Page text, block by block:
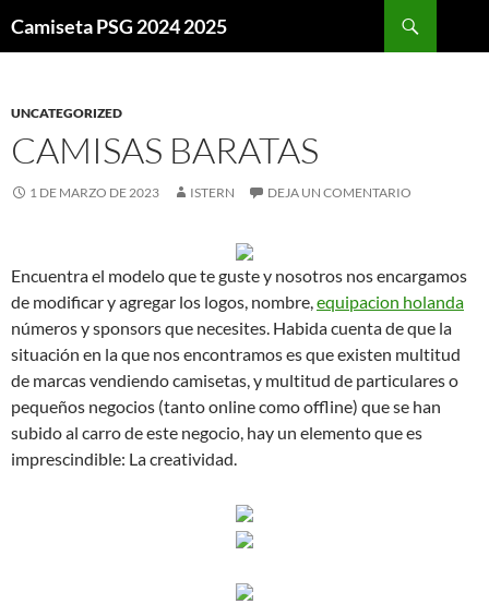
Camiseta PSG 2024 2025
UNCATEGORIZED
CAMISAS BARATAS
1 DE MARZO DE 2023 ISTERN DEJA UN COMENTARIO
Encuentra el modelo que te guste y nosotros nos encargamos
de modificar y agregar los logos, nombre,equipacion holanda
números y sponsors que necesites. Habida cuenta de que la
situación en la que nos encontramos es que existen multitud
de marcas vendiendo camisetas, y multitud de particulares o
pequeños negocios (tanto online como offline) que se han
subido al carro de este negocio, hay un elemento que es
imprescindible: La creatividad.